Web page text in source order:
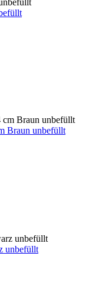
Braun unbefüllt
unbefüllt